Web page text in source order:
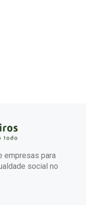
empresas para
social no